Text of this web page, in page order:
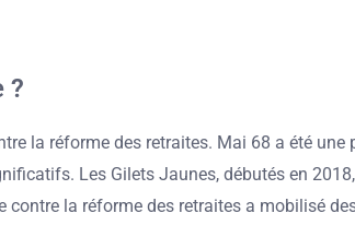
?
la réforme des retraites. Mai 68 a été une
Les Gilets Jaunes, débutés en
la réforme des retraites a mobilisé